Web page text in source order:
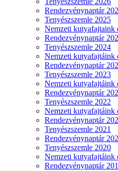
Rendezvénynaptár
Tenyészszemle 2025
Nemzeti kutyafajtaink
Rendezvénynaptár
Tenyészszemle 2024
Nemzeti kutyafajtáink
Rendezvénynaptár
Tenyészszemle 2023
Nemzeti kutyafajtáink
Rendezvénynaptár
Tenyészszemle 2022
Nemzeti kutyafajtáink
Rendezvénynaptár
Tenyészszemle 2021
Rendezvénynaptár
Tenyészszemle 2020
Nemzeti kutyafajtáink
Rendezvénynaptár